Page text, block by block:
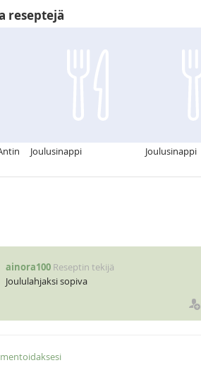
reseptejä
Joulusinappi Joulusinappi
ainora100 Reseptin tekijä
Joululahjaksi sopiva